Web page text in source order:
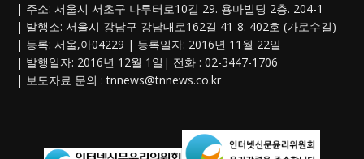
| 주소: 서울시 서초구 나루터로10길 29. 용마빌딩 2층. 204-1
| 발행소: 서울시 강남구 강남대로162길 41-8. 402호 (가로수길)
| 등록: 서울,아04229 | 등록일자: 2016년 11월 22일
| 발행일자: 2016년 12월 1일| 전화 : 02-3447-1706
| 보도자료 문의 :tnnews@tnnews.co.kr